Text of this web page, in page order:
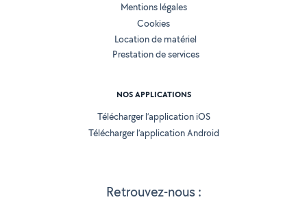
Retrouvez-nous :
Mentions légales
Cookies
Location de matériel
Prestation de services
NOS APPLICATIONS
Télécharger l’application iOS
Télécharger l’application Android